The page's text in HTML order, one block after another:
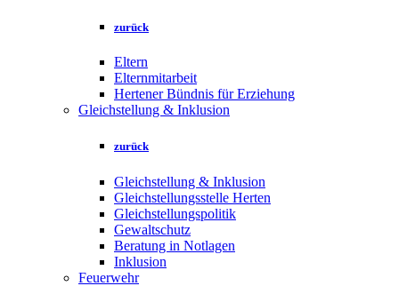
zurück
Eltern
Elternmitarbeit
Hertener Bündnis für Erziehung
Gleichstellung & Inklusion
zurück
Gleichstellung & Inklusion
Gleichstellungsstelle Herten
Gleichstellungspolitik
Gewaltschutz
Beratung in Notlagen
Inklusion
Feuerwehr